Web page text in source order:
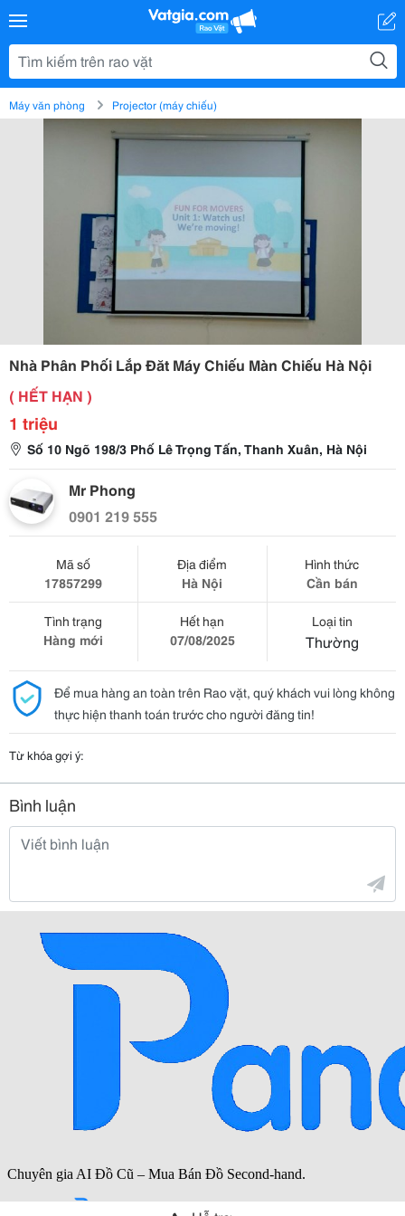
Máy văn phòng Projector (máy chiếu)
Nhà Phân Phối Lắp Đăt Máy Chiếu Màn Chiếu Hà Nội
( HẾT HẠN )
1 triệu
Số 10 Ngõ 198/3 Phố Lê Trọng Tấn, Thanh Xuân, Hà Nội
Mr Phong
0901 219 555
Mã số
17857299
Địa điểm
Hà Nội
Hình thức
Cần bán
Tình trạng
Hàng mới
Hết hạn
07/08/2025
Loại tin
Thường
Để mua hàng an toàn trên Rao vặt, quý khách vui lòng không
thực hiện thanh toán trước cho người đăng tin!
Từ khóa gợi ý:
Bình luận